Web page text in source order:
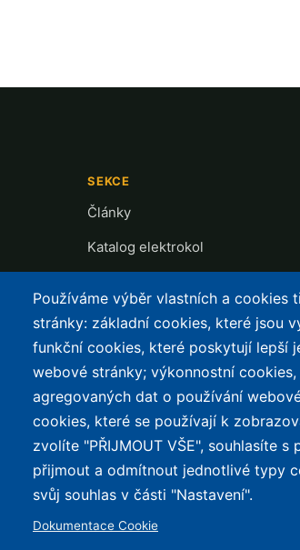
SEKCE
Články
Katalog elektrokol
Půjčovny
Mapa nabíjení
Používáme výběr vlastních a cookies
stránky: základní cookies, které jsou
funkční cookies, které poskytují lepší
webové stránky; výkonnostní
agregovaných dat o používání
cookies, které se používají k
zvolíte "PŘIJMOUT VŠE", souhlasíte
přijmout a odmítnout jednotlivé typy
svůj souhlas v části "Nastavení".
Dokumentace Cookie
© 2026 e-Biker.cz